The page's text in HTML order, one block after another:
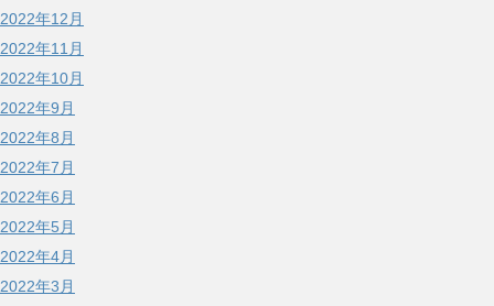
2022年12月
2022年11月
2022年10月
2022年9月
2022年8月
2022年7月
2022年6月
2022年5月
2022年4月
2022年3月